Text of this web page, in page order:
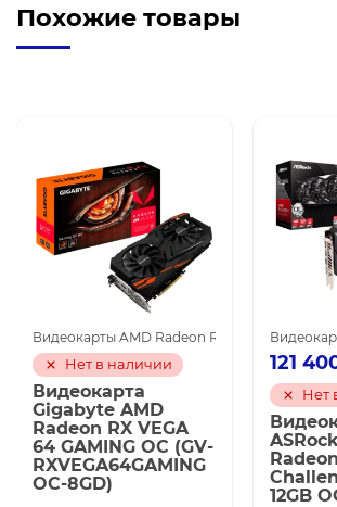
Похожие товары
Видеокарты SAPPHIRE
Видеокарты AMD для майнинга Видеокарты
Видеокарты AMD Radeon RX Vega 64
Нет в наличии
Видеокарта
Gigabyte AMD
Radeon RX VEGA
64 GAMING OC (GV-
RXVEGA64GAMING
OC-8GD)
121
Нет
12GB